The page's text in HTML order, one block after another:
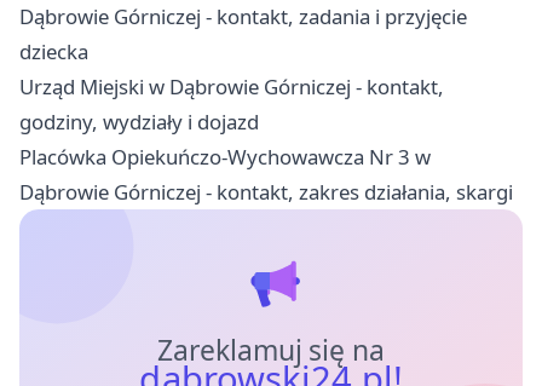
Dąbrowie Górniczej - kontakt, zadania i przyjęcie
dziecka
Urząd Miejski w Dąbrowie Górniczej - kontakt,
godziny, wydziały i dojazd
Placówka Opiekuńczo-Wychowawcza Nr 3 w
Dąbrowie Górniczej - kontakt, zakres działania, skargi
Zareklamuj się na